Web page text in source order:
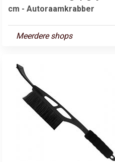
cm - Autoraamkrabber
Meerdere shops